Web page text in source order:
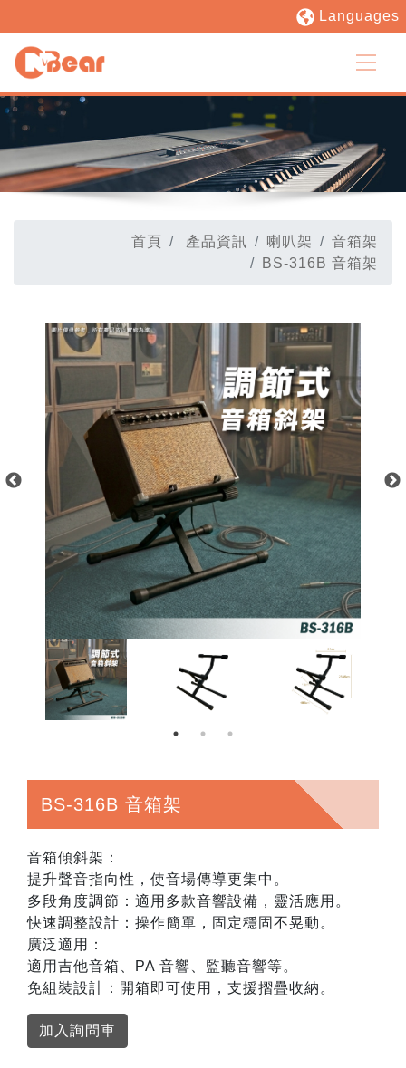
Languages
首頁 產品資訊 喇叭架
音箱架
BS-316B 音箱架
BS-316B 音箱架
音箱傾斜架：
提升聲音指向性，使音場傳導更集中。
多段角度調節：適用多款音響設備，靈活應用。
快速調整設計：操作簡單，固定穩固不晃動。
廣泛適用：
適用吉他音箱、PA 音響、監聽音響等。
免組裝設計：開箱即可使用，支援摺疊收納。
加入詢問車